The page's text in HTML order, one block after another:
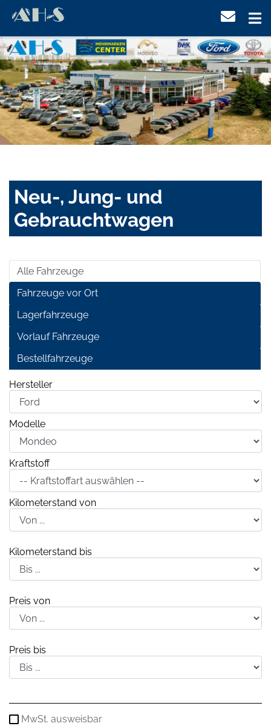
Neu-, Jung- und
Gebrauchtwagen
Alle Fahrzeuge
Fahrzeuge vor Ort
Lagerfahrzeuge
Vorlauf Fahrzeuge
Bestellfahrzeuge
Hersteller
Modelle
Kraftstoff
Kilometerstand von
Kilometerstand bis
Preis von
Preis bis
MwSt. ausweisbar